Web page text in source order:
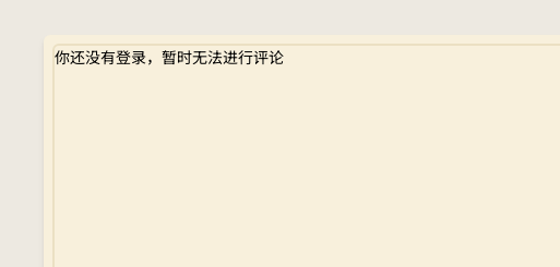
你还没有登录，暂时无法进行评论